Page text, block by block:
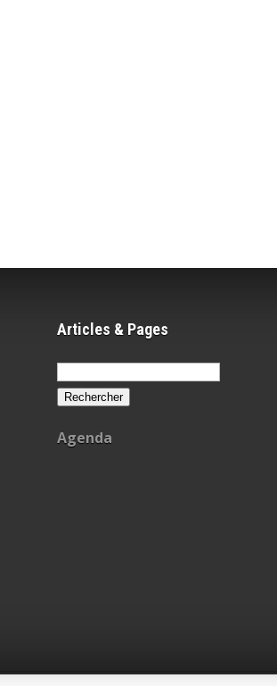
Articles & Pages
Rechercher :
Agenda